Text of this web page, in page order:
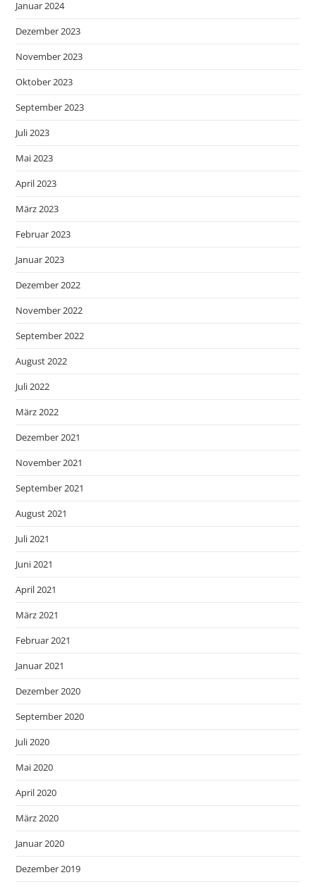
Januar 2024
Dezember 2023
November 2023
Oktober 2023
September 2023
Juli 2023
Mai 2023
April 2023
März 2023
Februar 2023
Januar 2023
Dezember 2022
November 2022
September 2022
August 2022
Juli 2022
März 2022
Dezember 2021
November 2021
September 2021
August 2021
Juli 2021
Juni 2021
April 2021
März 2021
Februar 2021
Januar 2021
Dezember 2020
September 2020
Juli 2020
Mai 2020
April 2020
März 2020
Januar 2020
Dezember 2019